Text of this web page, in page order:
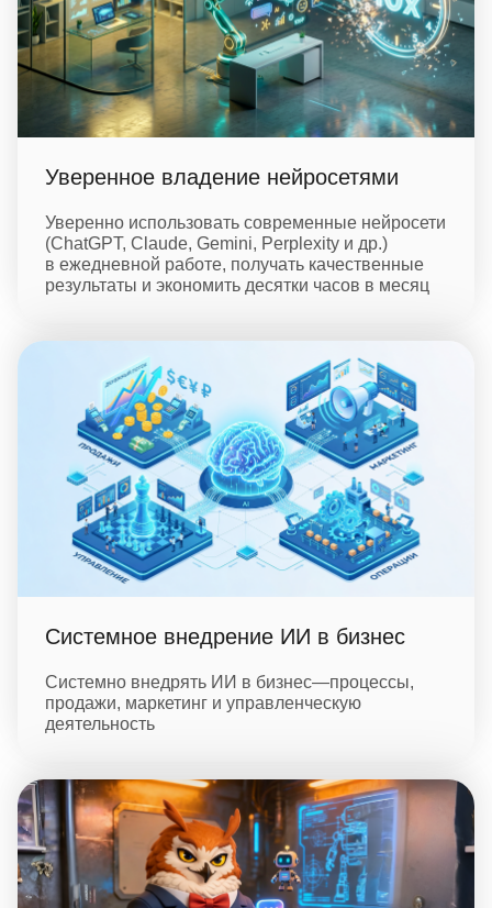
Уверенное владение нейросетями
Уверенно использовать современные нейросети
(ChatGPT, Claude, Gemini, Perplexity и др.)
в ежедневной работе, получать качественные
результаты и экономить десятки часов в месяц
Системное внедрение ИИ в бизнес
Системно внедрять ИИ в бизнес—процессы,
продажи, маркетинг и управленческую
деятельность